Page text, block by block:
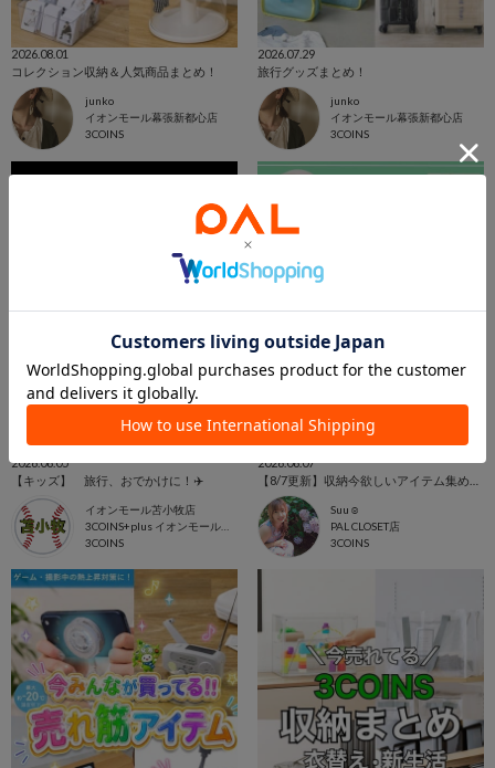
2026.08.01
コレクション収納＆人気商品まとめ！
junko
イオンモール幕張新都心店
3COINS
2026.07.29
旅行グッズまとめ！
junko
イオンモール幕張新都心店
3COINS
2026.08.05
【キッズ】 旅行、おでかけに！✈️
イオンモール苫小牧店
3COINS+plus イオンモール苫小牧店
3COINS
2026.08.07
Suu☺︎
PAL CLOSET店
3COINS